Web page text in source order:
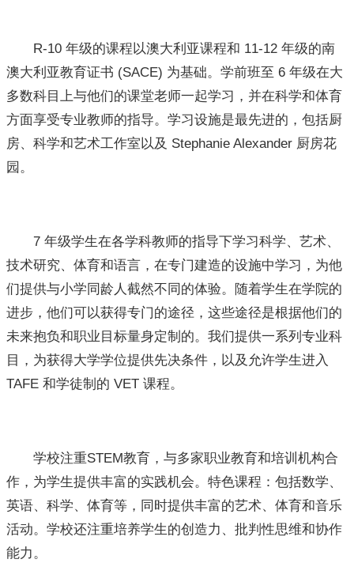
R-10 年级的课程以澳大利亚课程和 11-12 年级的南
澳大利亚教育证书 (SACE) 为基础。学前班至 6 年级在大
多数科目上与他们的课堂老师一起学习，并在科学和体育
方面享受专业教师的指导。学习设施是最先进的，包括厨
房、科学和艺术工作室以及 Stephanie Alexander 厨房花
园。
7 年级学生在各学科教师的指导下学习科学、艺术、
技术研究、体育和语言，在专门建造的设施中学习，为他
们提供与小学同龄人截然不同的体验。随着学生在学院的
进步，他们可以获得专门的途径，这些途径是根据他们的
未来抱负和职业目标量身定制的。我们提供一系列专业科
目，为获得大学学位提供先决条件，以及允许学生进入
TAFE 和学徒制的 VET 课程。
学校注重STEM教育，与多家职业教育和培训机构合
作，为学生提供丰富的实践机会。特色课程：包括数学、
英语、科学、体育等，同时提供丰富的艺术、体育和音乐
活动。学校还注重培养学生的创造力、批判性思维和协作
能力。